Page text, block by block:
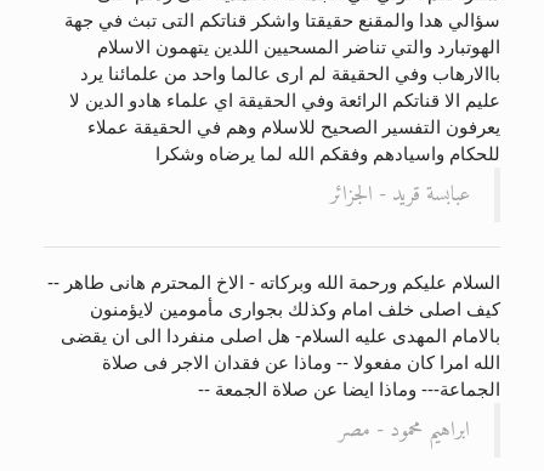
سؤالي هدا والمقنع حقيقتا واشكر قناتكم التى تبث في جهة
الهوتبارد والتي تناضر المسحيين اللدين يتهمون الاسلام
باالارهاب وفي الحقيقة لم ارى عالما واحد من علمائنا يرد
عليم الا قناتكم الرائعة وفي الحقيقة اي علماء هادو الدين لا
يعرفون التفسير الصحيح للاسلام وهم في الحقيقة عملاء
للحكام واسيادهم وفقكم الله لما يرضاه وشكرا
عبابسة قريد - الجزائر
السلام عليكم ورحمة الله وبركاته - الاخ المحترم هانى طاهر --
كيف اصلى خلف امام وكذلك بجوارى مأمومين لايؤمنون
بالامام المهدى عليه السلام- هل اصلى منفردا الى ان يقضى
الله امرا كان مفعولا -- وماذا عن فقدان الاجر فى صلاة
الجماعة--- وماذا ايضا عن صلاة الجمعة --
ابراهيم محمود - مصر